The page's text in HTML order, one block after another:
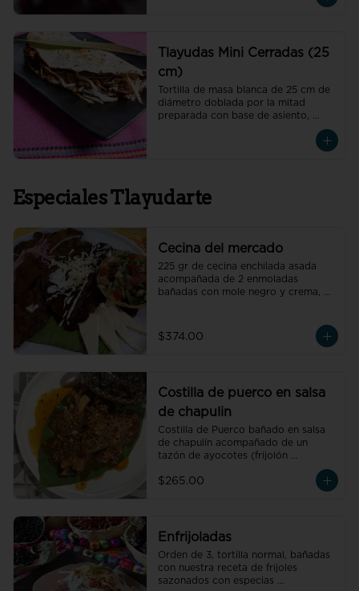
Tlayudas Mini Cerradas (25
cm)
Tortilla de masa blanca de 25 cm de
diámetro doblada por la mitad
preparada con base de asiento,
pasta de frijol con toque de hoja de
Especiales Tlayudarte
Cecina del mercado
225 gr de cecina enchilada asada
acompañada de 2 enmoladas
bañadas con mole negro y crema,
$374.00
Costilla de puerco en salsa
de chapulin
Costilla de Puerco bañado en salsa
de chapulín acompañado de un
tazón de ayocotes (frijolón
$265.00
Enfrijoladas
Orden de 3, tortilla normal, bañadas
con nuestra receta de frijoles
sazonados con especias